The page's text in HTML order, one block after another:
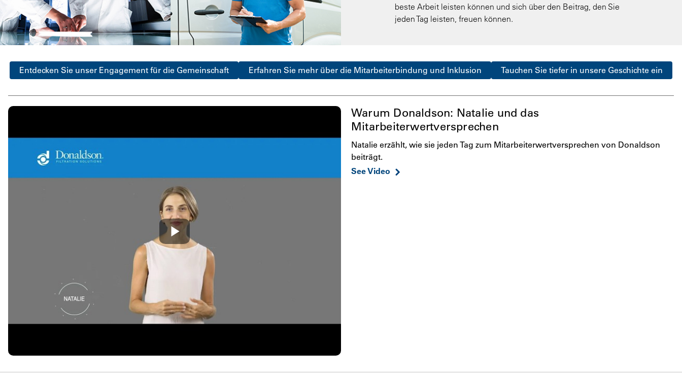
beste Arbeit leisten können und sich über den Beitrag, den Sie
jeden Tag leisten, freuen können.
Entdecken Sie unser Engagement für die Gemeinschaft Erfahren Sie mehr über die Mitarbeiterbindung und Inklusion Tauchen Sie tiefer in unsere Geschichte ein
Warum Donaldson: Natalie und das
Mitarbeiterwertversprechen
Natalie erzählt, wie sie jeden Tag zum Mitarbeiterwertversprechen von Donaldson
beiträgt.
See Video